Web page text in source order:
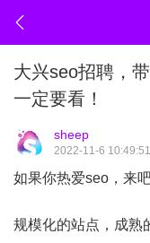
大兴seo招聘，
一定要看！
sheep
2022-11-6 10:49:51
如果你热爱seo，来吧
规模化的站点，成熟